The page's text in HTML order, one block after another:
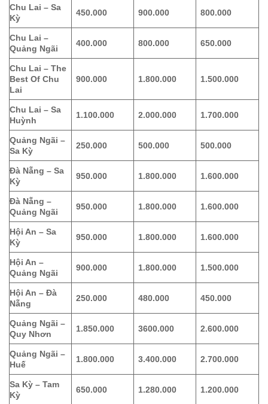
Chu Lai – Sa
Kỳ
450.000 900.000 800.000
Chu Lai –
Quảng Ngãi
400.000 800.000 650.000
Chu Lai – The
Best Of Chu
Lai
900.000 1.800.000 1.500.000
Chu Lai – Sa
Huỳnh
1.100.000 2.000.000 1.700.000
Quảng Ngãi –
Sa Kỳ
250.000 500.000 500.000
Đà Nẵng – Sa
Kỳ
950.000 1.800.000 1.600.000
Đà Nẵng –
Quảng Ngãi
950.000 1.800.000 1.600.000
Hội An – Sa
Kỳ
950.000 1.800.000 1.600.000
Hội An –
Quảng Ngãi
900.000 1.800.000 1.500.000
Hội An – Đà
Nẵng
250.000 480.000 450.000
Quảng Ngãi –
Quy Nhơn
1.850.000 3600.000 2.600.000
Quảng Ngãi –
Huế
1.800.000 3.400.000 2.700.000
Sa Kỳ – Tam
Kỳ
650.000 1.280.000 1.200.000